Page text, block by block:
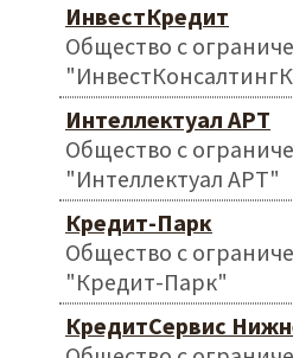
ИнвестКредит
Общество с
Интеллектуал АРТ
Общество с
"Интеллектуал АРТ"
Кредит-Парк
Общество с
"Кредит-Парк"
КредитСервис